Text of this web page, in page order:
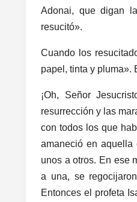
Adonai, que digan
resucitó».
Cuando los
papel, tinta y pluma».
¡Oh, Señor
resurrección y las
con todos los que
amaneció en aquella
unos a otros. En ese
a una, se
Entonces el profeta